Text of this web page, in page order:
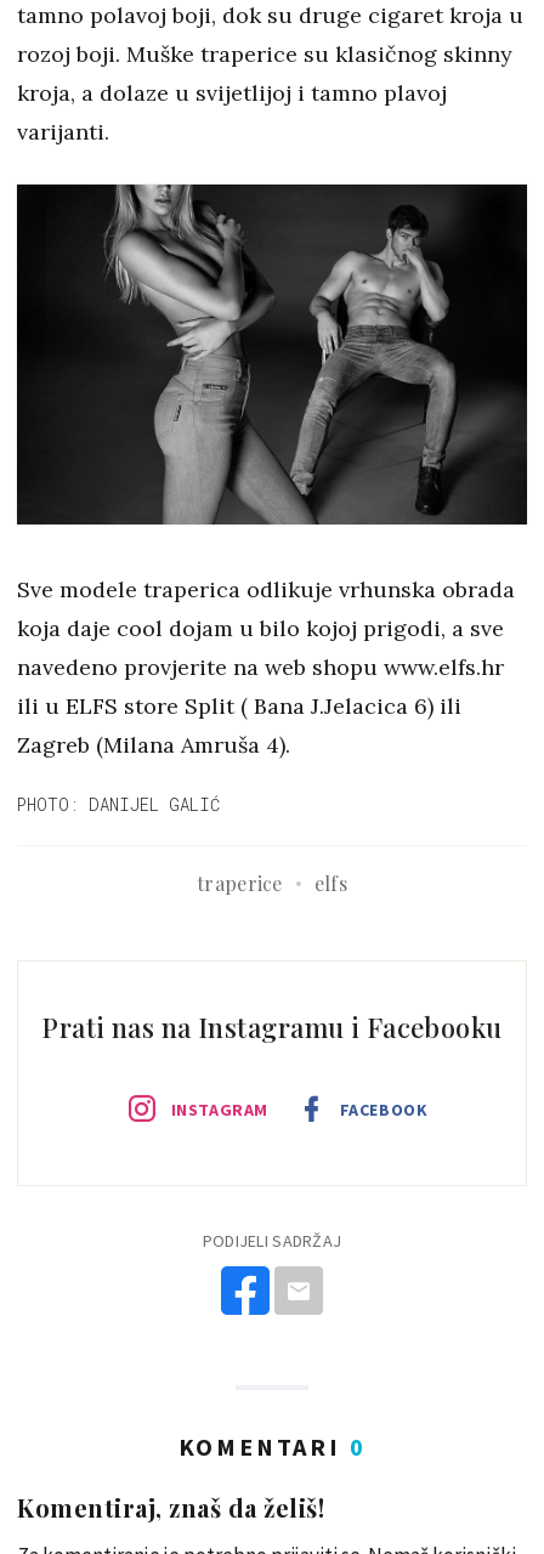
tamno polavoj boji, dok su druge cigaret kroja u
rozoj boji. Muške traperice su klasičnog skinny
kroja, a dolaze u svijetlijoj i tamno plavoj
varijanti.
Sve modele traperica odlikuje vrhunska obrada
koja daje cool dojam u bilo kojoj prigodi, a sve
navedeno provjerite na web shopu www.elfs.hr
ili u ELFS store Split ( Bana J.Jelacica 6) ili
Zagreb (Milana Amruša 4).
PHOTO: DANIJEL GALIĆ
traperice elfs
Prati nas na Instagramu i Facebooku
INSTAGRAM FACEBOOK
PODIJELI SADRŽAJ
KOMENTARI 0
Komentiraj, znaš da želiš!